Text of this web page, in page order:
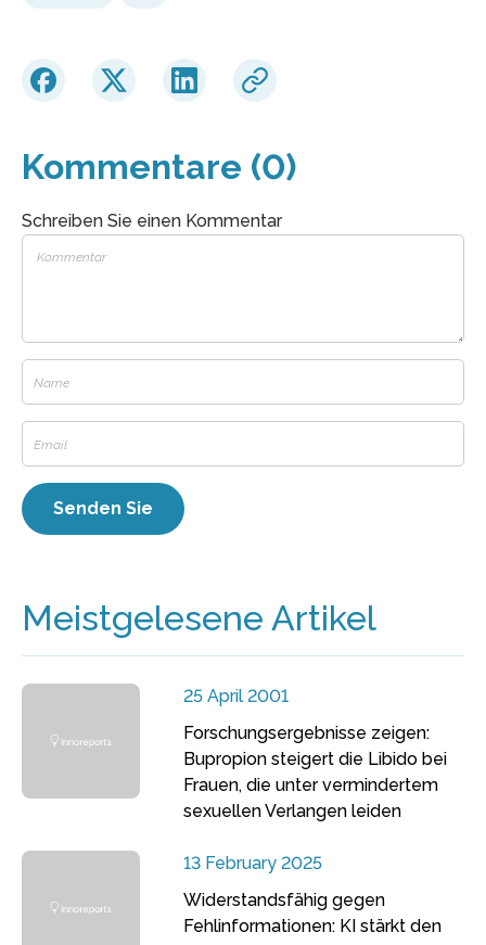
Kommentare (0)
Schreiben Sie einen Kommentar
Meistgelesene Artikel
25 April 2001
Forschungsergebnisse zeigen:
Bupropion steigert die Libido bei
Frauen, die unter vermindertem
sexuellen Verlangen leiden
13 February 2025
Widerstandsfähig gegen
Fehlinformationen: KI stärkt den